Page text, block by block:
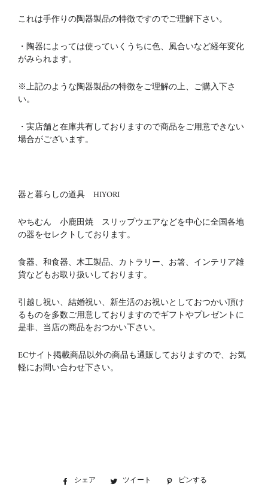
これは手作りの陶器製品の特徴ですのでご理解下さい。
・陶器によっては使っていくうちに色、風合いなど経年変化
がみられます。
※上記のような陶器製品の特徴をご理解の上、ご購入下さ
い。
・実店舗と在庫共有しておりますので商品をご用意できない
場合がございます。
器と暮らしの道具 HIYORI
やちむん 小鹿田焼 スリップウエアなどを中心に全国各地
の器をセレクトしております。
食器、和食器、木工製品、カトラリー、お箸、インテリア雑
貨などもお取り扱いしております。
引越し祝い、結婚祝い、新生活のお祝いとしておつかい頂け
るものを多数ご用意しておりますのでギフトやプレゼントに
是非、当店の商品をおつかい下さい。
ECサイト掲載商品以外の商品も通販しておりますので、お気
軽にお問い合わせ下さい。
シェア
Facebookツイート
Twitter ピンする